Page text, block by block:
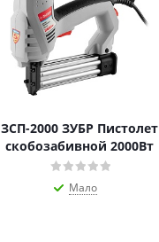
ЗСП-2000 ЗУБР Пистолет
скобозабивной 2000Вт
Мало